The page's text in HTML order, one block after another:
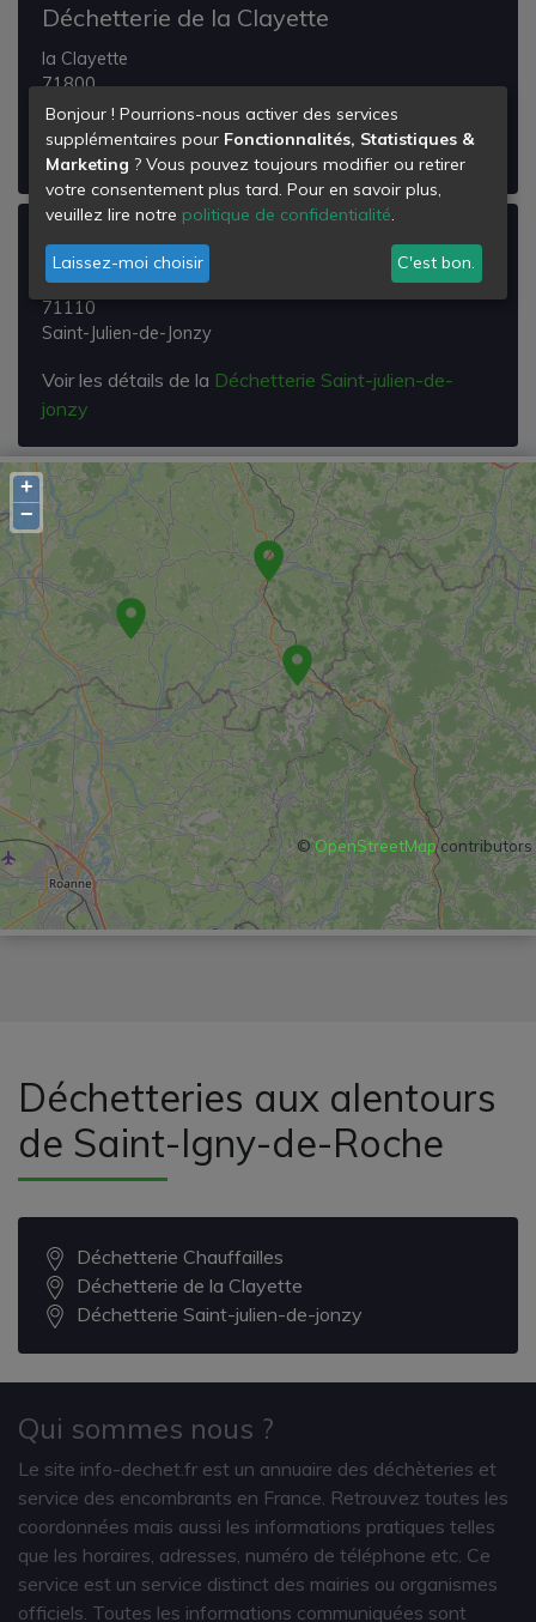
Déchetterie de la Clayette
la Clayette
71800
La Clayette
Voir les détails de la Déchetterie de la Clayette
Déchetterie Saint-julien-de-jonzy
Saint Julien en Jonzy
71110
Saint-Julien-de-Jonzy
Voir les détails de la Déchetterie Saint-julien-de-
jonzy
+
−
©OpenStreetMapcontributors
Déchetteries aux alentours
de Saint-Igny-de-Roche
Déchetterie Chauffailles
Déchetterie de la Clayette
Déchetterie Saint-julien-de-jonzy
Qui sommes nous ?
Le site info-dechet.fr est un annuaire des déchèteries et
service des encombrants en France. Retrouvez toutes les
coordonnées mais aussi les informations pratiques telles
que les horaires, adresses, numéro de téléphone etc. Ce
service est un service distinct des mairies ou organismes
officiels. Toutes les informations communiquées sont
Bonjour ! Pourrions-nous activer des services
supplémentaires pour Fonctionnalités, Statistiques &
Marketing ? Vous pouvez toujours modifier ou retirer
votre consentement plus tard. Pour en savoir plus,
veuillez lire notre politique de confidentialité.
Laissez-moi choisir C'est bon.